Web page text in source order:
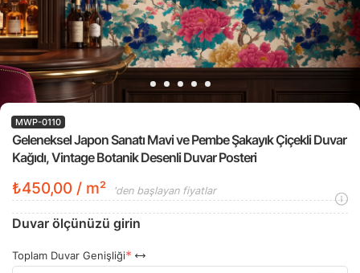
Geleneksel Japon Sanatı Mavi ve Pembe Şakayık Çiçekli Duvar
Kağıdı, Vintage Botanik Desenli Duvar Posteri
MWP-0110
₺450,00 / m² 'den başlayan fiyatlar
Duvar ölçünüzü girin
Toplam Duvar Genişliği